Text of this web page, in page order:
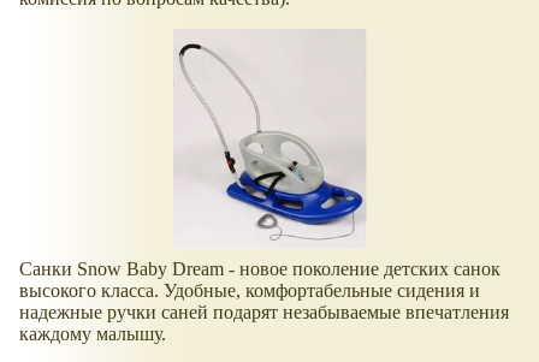
Санки Snow Baby Dream - новое поколение детских санок
высокого класса. Удобные, комфортабельные сидения и
надежные ручки саней подарят незабываемые впечатления
каждому малышу.